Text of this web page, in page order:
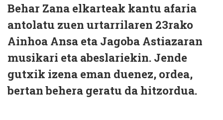
Behar Zana elkarteak kantu afaria
antolatu zuen urtarrilaren 23rako
Ainhoa Ansa eta Jagoba Astiazaran
musikari eta abeslariekin. Jende
gutxik izena eman duenez, ordea,
bertan behera geratu da hitzordua.